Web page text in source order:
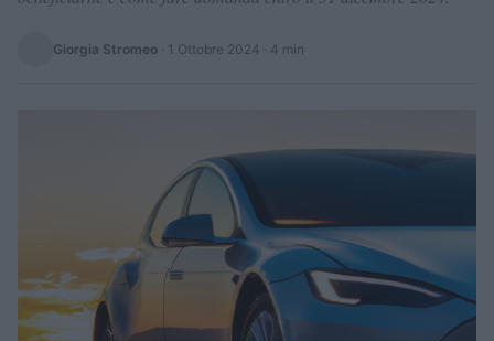
Giorgia Stromeo · 1 Ottobre 2024 · 4 min